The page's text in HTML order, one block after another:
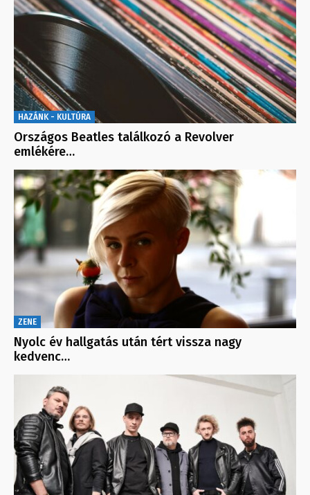
HAZÁNK - KULTÚRA
Országos Beatles találkozó a Revolver
emlékére…
ZENE
Nyolc év hallgatás után tért vissza nagy
kedvenc…